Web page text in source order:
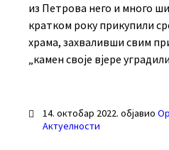
из Петрова него и много
кратком року прикупили
храма, захваливши свим
„камен своје вјере
14. октобар 2022. објавио
Актуелности